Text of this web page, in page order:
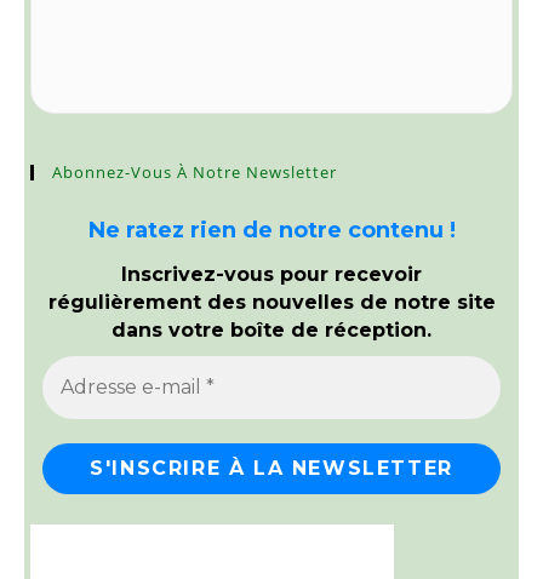
Abonnez-Vous À Notre Newsletter
Ne ratez rien de notre contenu !
Inscrivez-vous pour recevoir
régulièrement des nouvelles de notre site
dans votre boîte de réception.